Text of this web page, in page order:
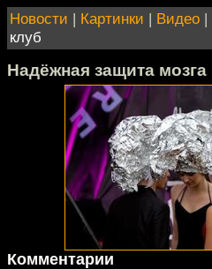
Новости | Картинки | Видео |
клуб
Надёжная защита мозга
Комментарии